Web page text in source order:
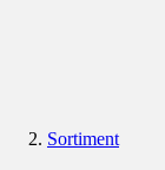
Sortiment